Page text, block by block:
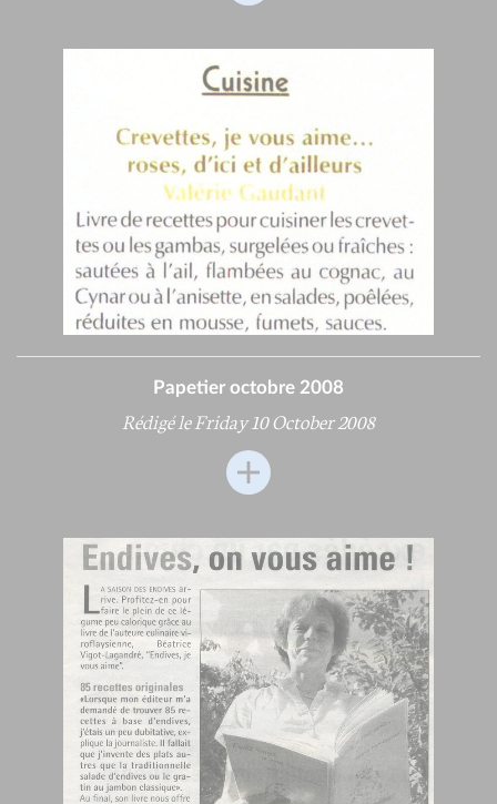
Papetier octobre 2008
Rédigé le Friday 10 October 2008